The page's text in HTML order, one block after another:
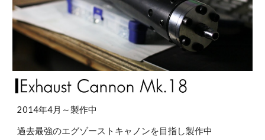
2014年4月～製作中
過去最強のエグゾーストキャノンを目指し製作中